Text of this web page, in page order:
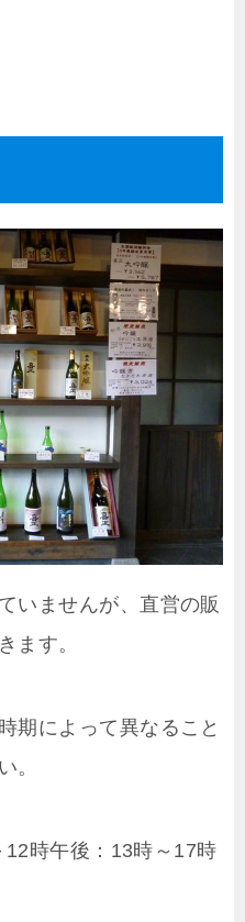
いませんが、直営の販
ます。
期によって異なること
。
12時午後：13時～17時